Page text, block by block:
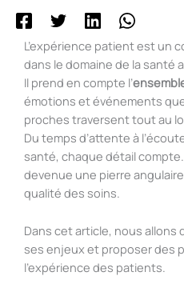
L’expérience patient est un
dans le domaine de la santé
Il prend en compte l’
émotions et événements
proches traversent tout au
Du temps d’attente à
santé, chaque détail
devenue une pierre
qualité des soins.
Dans cet article, nous
ses enjeux et proposer des
l’expérience des patients.